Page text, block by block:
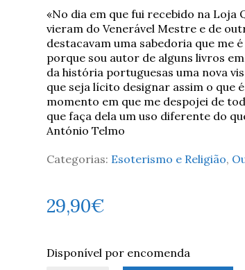
«No dia em que fui recebido na
vieram do Venerável Mestre e de
destacavam uma sabedoria que me
porque sou autor de alguns livros
da história portuguesas uma nova
que seja lícito designar assim o que
momento em que me despojei de
que faça dela um uso diferente do
António Telmo
Categorias: Esoterismo e Religião,
29,90€
Disponível por encomenda